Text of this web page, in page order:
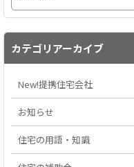
カテゴリアーカイブ
New!提携住宅会社
お知らせ
住宅の用語・知識